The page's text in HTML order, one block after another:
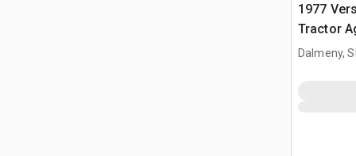
1977
Tractor
Dalmeny,